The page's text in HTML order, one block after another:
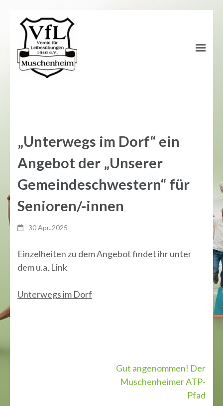
Zum
Inhalt
springen
(Enter
drücken)
„Unterwegs im Dorf“ ein
Angebot der „Unserer
Gemeindeschwestern“ für
Senioren/-innen
30 Apr.,2025
Einzelheiten zu dem Angebot findet ihr unter
dem u.a, Link
Unterwegs im Dorf
BeitragsnavigationGut angenommen! Der
Muschenheimer ATP-
Pfad